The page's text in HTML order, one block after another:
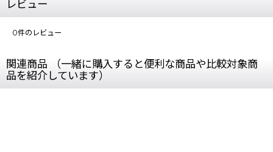
レビュー
0件のレビュー
関連商品 （一緒に購入すると便利な商品や比較対象商
品を紹介しています）